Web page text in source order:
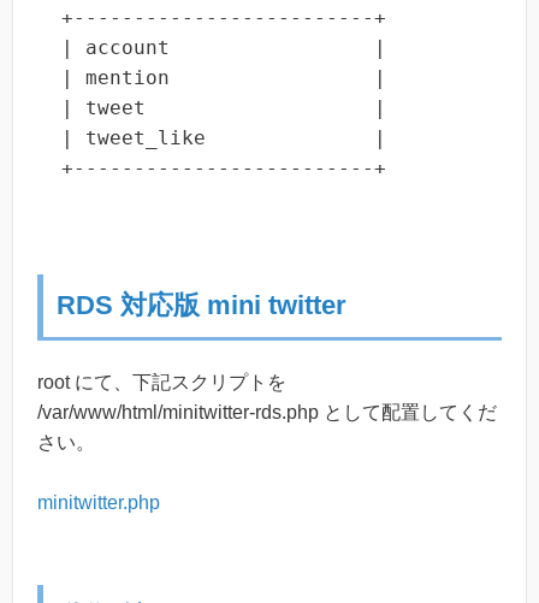
+-------------------------+
| account                 |
| mention                 |
| tweet                   |
| tweet_like              |
+-------------------------+
RDS 対応版 mini twitter
root にて、下記スクリプトを
/var/www/html/minitwitter-rds.php として配置してくだ
さい。
minitwitter.php